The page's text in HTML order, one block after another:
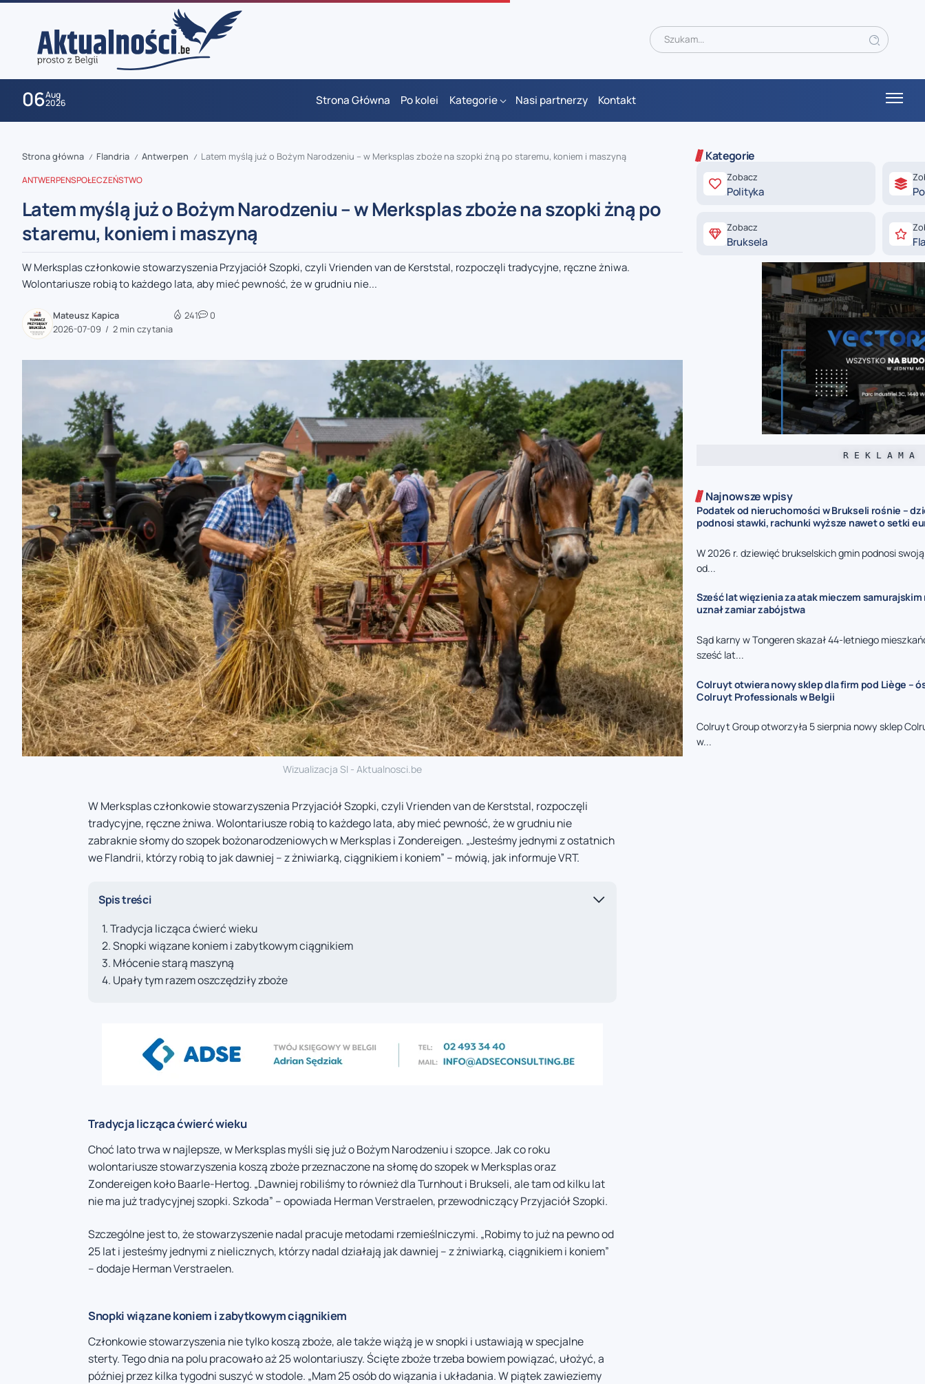
06Aug
2026 Strona Główna Po kolei Kategorie Nasi partnerzy Kontakt
zaobserwuj nas
zaobserwuj nas
zaobserwuj nas
zaobserwuj nas
zaobserwuj nas
Strona główna / Flandria / Antwerpen / Latem myślą już o Bożym Narodzeniu – w Merksplas zboże na szopki żną po staremu, koniem i maszyną
ANTWERPENSPOŁECZEŃSTWO
Latem myślą już o Bożym Narodzeniu – w Merksplas zboże na szopki żną po
staremu, koniem i maszyną
W Merksplas członkowie stowarzyszenia Przyjaciół Szopki, czyli Vrienden van de Kerststal, rozpoczęli tradycyjne, ręczne żniwa.
Wolontariusze robią to każdego lata, aby mieć pewność, że w grudniu nie...
Mateusz Kapica
2026-07-09
2 min czytania
241 0
Wizualizacja SI - Aktualnosci.be
W Merksplas członkowie stowarzyszenia Przyjaciół Szopki, czyli Vrienden van de Kerststal, rozpoczęli
tradycyjne, ręczne żniwa. Wolontariusze robią to każdego lata, aby mieć pewność, że w grudniu nie
zabraknie słomy do szopek bożonarodzeniowych w Merksplas i Zondereigen. „Jesteśmy jednymi z ostatnich
we Flandrii, którzy robią to jak dawniej – z żniwiarką, ciągnikiem i koniem” – mówią, jak informuje VRT.
Spis treści
Tradycja licząca ćwierć wieku
Snopki wiązane koniem i zabytkowym ciągnikiem
Młócenie starą maszyną
Upały tym razem oszczędziły zboże
Tradycja licząca ćwierć wieku
Choć lato trwa w najlepsze, w Merksplas myśli się już o Bożym Narodzeniu i szopce. Jak co roku
wolontariusze stowarzyszenia koszą zboże przeznaczone na słomę do szopek w Merksplas oraz
Zondereigen koło Baarle-Hertog. „Dawniej robiliśmy to również dla Turnhout i Brukseli, ale tam od kilku lat
nie ma już tradycyjnej szopki. Szkoda” – opowiada Herman Verstraelen, przewodniczący Przyjaciół Szopki.
Szczególne jest to, że stowarzyszenie nadal pracuje metodami rzemieślniczymi. „Robimy to już na pewno od
25 lat i jesteśmy jednymi z nielicznych, którzy nadal działają jak dawniej – z żniwiarką, ciągnikiem i koniem”
– dodaje Herman Verstraelen.
Snopki wiązane koniem i zabytkowym ciągnikiem
Członkowie stowarzyszenia nie tylko koszą zboże, ale także wiążą je w snopki i ustawiają w specjalne
sterty. Tego dnia na polu pracowało aż 25 wolontariuszy. Ścięte zboże trzeba bowiem powiązać, ułożyć, a
później przez kilka tygodni suszyć w stodole. „Mam 25 osób do wiązania i układania. W piątek zawieziemy
Kategorie
Zobacz
Polityka
Zobacz
Bruksela
R E K L A M A
Najnowsze wpisy
Podatek od nieruchomości w Brukseli rośnie –
podnosi stawki, rachunki wyższe nawet o setki
W 2026 r. dziewięć brukselskich gmin podnosi
od...
Sześć lat więzienia za atak mieczem samurajskim
uznał zamiar zabójstwa
Sąd karny w Tongeren skazał 44-letniego
sześć lat...
Colruyt otwiera nowy sklep dla firm pod Liège –
Colruyt Professionals w Belgii
Colruyt Group otworzyła 5 sierpnia nowy sklep
w...